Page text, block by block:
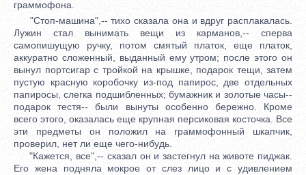
граммофона.
"Стоп-машина",-- тихо сказала она и вдруг расплакалась.
Лужин стал вынимать вещи из карманов,-- сперва
самопишущую ручку, потом смятый платок, еще платок,
аккуратно сложенный, выданный ему утром; после этого он
вынул портсигар с тройкой на крышке, подарок тещи, затем
пустую красную коробочку из-под папирос, две отдельных
папиросы, слегка подшибленных; бумажник и золотые часы--
подарок тестя-- были вынуты особенно бережно. Кроме
всего этого, оказалась еще крупная персиковая косточка. Все
эти предметы он положил на граммофонный шкапчик,
проверил, нет ли еще чего-нибудь.
"Кажется, все",-- сказал он и застегнул на животе пиджак.
Его жена подняла мокрое от слез лицо и с удивлением